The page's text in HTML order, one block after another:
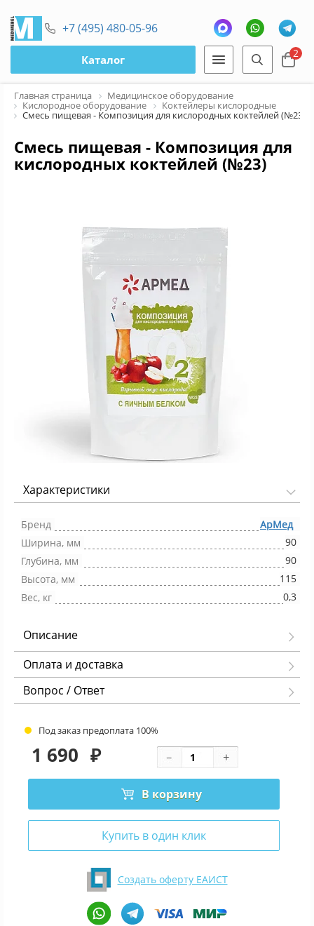
+7 (495) 480-05-96
Каталог 2
Главная страница Медицинское оборудование
Кислородное оборудование Коктейлеры кислородные
Смесь пищевая - Композиция для кислородных коктейлей (№23)
Смесь пищевая - Композиция для
кислородных коктейлей (№23)
Характеристики
Бренд
АрМед
Ширина, мм
90
Глубина, мм
90
Высота, мм
115
Вес, кг
0,3
Описание
Оплата и доставка
Вопрос / Ответ
Под заказ предоплата 100%
1 690 ₽
В корзину
Купить в один клик
Создать оферту ЕАИСТ